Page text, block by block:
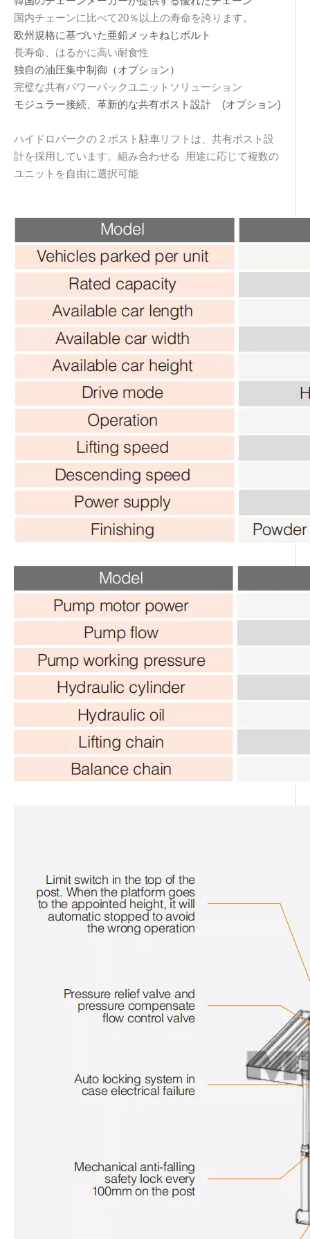
国内チェーンに比べて20％以上の寿命を誇ります。
欧州規格に基づいた亜鉛メッキねじボルト
長寿命、はるかに高い耐食性
独自の油圧集中制御（オプション）
完璧な共有パワーパックユニットソリューション
モジュラー接続、革新的な共有ポスト設計 (オプション)
ハイドロパークの 2 ポスト駐車リフトは、共有ポスト設
計を採用しています。組み合わせる 用途に応じて複数の
ユニットを自由に選択可能